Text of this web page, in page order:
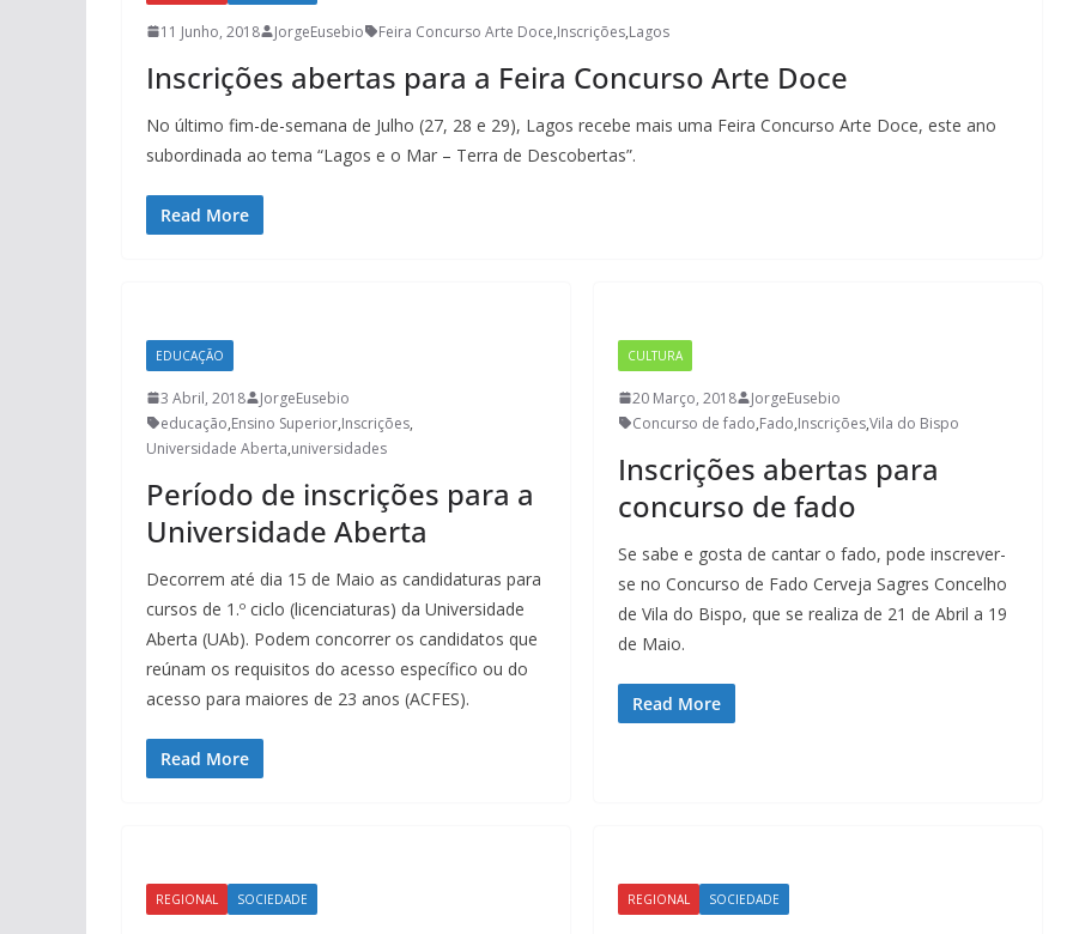
11 Junho, 2018 JorgeEusebio Feira Concurso Arte Doce,Inscrições,Lagos
Inscrições abertas para a Feira Concurso Arte Doce
No último fim-de-semana de Julho (27, 28 e 29), Lagos recebe mais uma Feira Concurso Arte Doce, este ano
subordinada ao tema “Lagos e o Mar – Terra de Descobertas”.
Read More
EDUCAÇÃO
3 Abril, 2018
JorgeEusebio
educação,Ensino Superior,Inscrições,
Universidade Aberta,universidades
Período de inscrições para a
Universidade Aberta
Decorrem até dia 15 de Maio as candidaturas para
cursos de 1.º ciclo (licenciaturas) da Universidade
Aberta (UAb). Podem concorrer os candidatos que
reúnam os requisitos do acesso específico ou do
acesso para maiores de 23 anos (ACFES).
Read More
CULTURA
20 Março, 2018
JorgeEusebio
Concurso de fado,Fado,Inscrições,Vila do Bispo
Inscrições abertas para
concurso de fado
Se sabe e gosta de cantar o fado, pode inscrever-
se no Concurso de Fado Cerveja Sagres Concelho
de Vila do Bispo, que se realiza de 21 de Abril a 19
de Maio.
Read More
REGIONAL SOCIEDADE REGIONAL SOCIEDADE
Lagos – A quem pertence a parte superior da
sacristia da Igreja de Santa Maria?!…